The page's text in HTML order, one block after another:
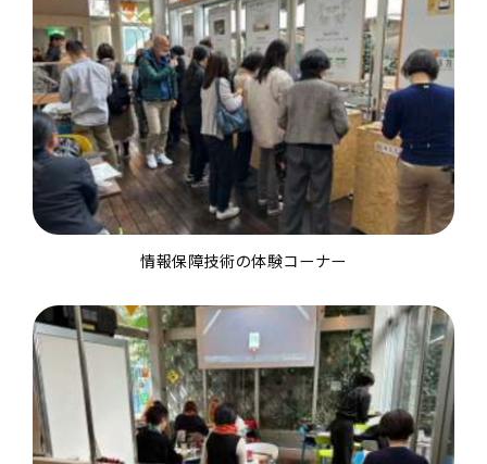
情報保障技術の体験コーナー